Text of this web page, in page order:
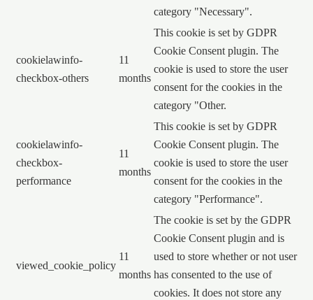
category "Necessary".
cookielawinfo-
checkbox-others
11
months
This cookie is set by GDPR
Cookie Consent plugin. The
cookie is used to store the user
consent for the cookies in the
category "Other.
cookielawinfo-
checkbox-
performance
11
months
This cookie is set by GDPR
Cookie Consent plugin. The
cookie is used to store the user
consent for the cookies in the
category "Performance".
viewed_cookie_policy
11
months
The cookie is set by the GDPR
Cookie Consent plugin and is
used to store whether or not user
has consented to the use of
cookies. It does not store any